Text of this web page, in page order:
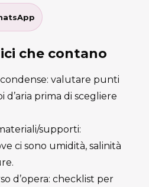
che contano
valutare punti
d’aria prima di scegliere
supporti:
ci sono umidità, salinità
d’opera: checklist per